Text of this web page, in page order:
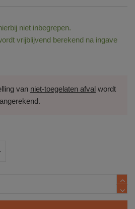
niet inbegrepen.
vrijblijvend berekend na ingave
van niet‑toegelaten afval wordt